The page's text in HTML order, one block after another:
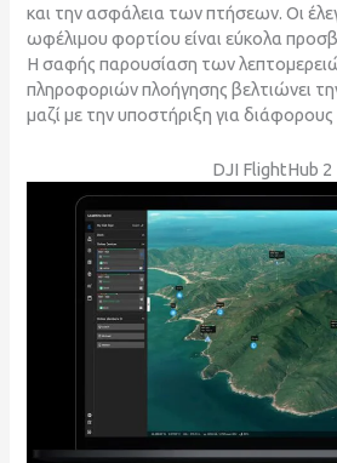
και την ασφάλεια των πτήσεων. Οι
ωφέλιμου φορτίου είναι εύκολα
Η σαφής παρουσίαση των
πληροφοριών πλοήγησης βελτιώνει
μαζί με την υποστήριξη για
DJI FlightHub 2